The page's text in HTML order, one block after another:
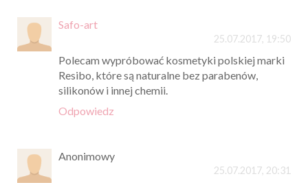
Safo-art
25.07.2017, 19:50
Polecam wypróbować kosmetyki polskiej marki
Resibo, które są naturalne bez parabenów,
silikonów i innej chemii.
Odpowiedz
Anonimowy
25.07.2017, 20:31